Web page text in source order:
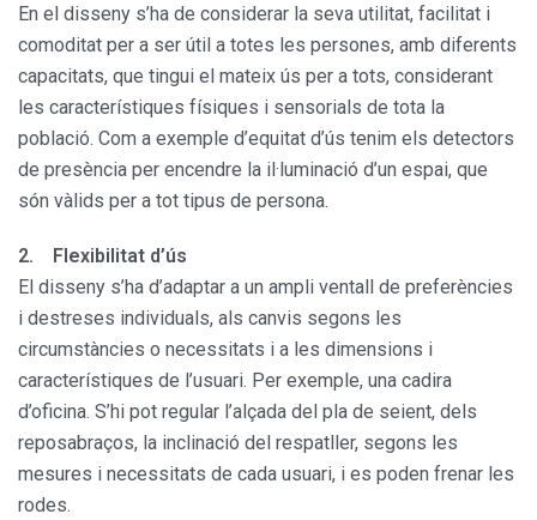
En el disseny s’ha de considerar la seva utilitat, facilitat i
comoditat per a ser útil a totes les persones, amb diferents
capacitats, que tingui el mateix ús per a tots, considerant
les característiques físiques i sensorials de tota la
població. Com a exemple d’equitat d’ús tenim els detectors
de presència per encendre la il·luminació d’un espai, que
són vàlids per a tot tipus de persona.
2. Flexibilitat d’ús
El disseny s’ha d’adaptar a un ampli ventall de preferències
i destreses individuals, als canvis segons les
circumstàncies o necessitats i a les dimensions i
característiques de l’usuari. Per exemple, una cadira
d’oficina. S’hi pot regular l’alçada del pla de seient, dels
reposabraços, la inclinació del respatller, segons les
mesures i necessitats de cada usuari, i es poden frenar les
rodes.